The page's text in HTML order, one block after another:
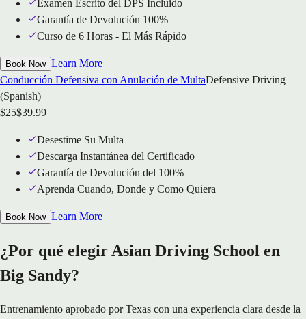
Examen Escrito del DPS Incluido
Garantía de Devolución 100%
Curso de 6 Horas - El Más Rápido
Book Now Learn More
Conducción Defensiva con Anulación de MultaDefensive Driving
(Spanish)
$25$39.99
Desestime Su Multa
Descarga Instantánea del Certificado
Garantía de Devolución del 100%
Aprenda Cuando, Donde y Como Quiera
Book Now Learn More
¿Por qué elegir Asian Driving School en
Big Sandy?
Entrenamiento aprobado por Texas con una experiencia clara desde la